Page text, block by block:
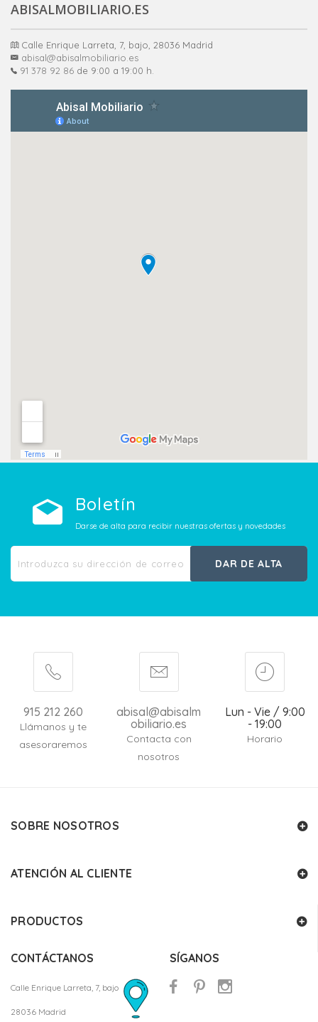
ABISALMOBILIARIO.ES
Calle Enrique Larreta, 7, bajo, 28036 Madrid
abisal@abisalmobiliario.es
91 378 92 86 de 9:00 a 19:00 h.
Boletín
Darse de alta para recibir nuestras ofertas y novedades
DAR DE ALTA
915 212 260
Llámanos y te
asesoraremos
abisal@abisalm
obiliario.es
Contacta con
nosotros
Lun - Vie / 9:00
- 19:00
Horario
SOBRE NOSOTROS
ATENCIÓN AL CLIENTE
PRODUCTOS
CONTÁCTANOS
Calle Enrique Larreta, 7, bajo
28036 Madrid
SÍGANOS